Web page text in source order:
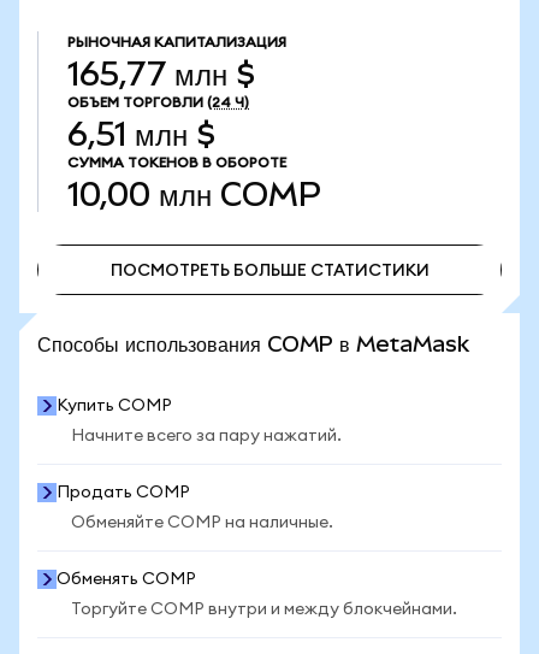
РЫНОЧНАЯ КАПИТАЛИЗАЦИЯ
165,77 млн $
ОБЪЕМ ТОРГОВЛИ (24 Ч)
6,51 млн $
СУММА ТОКЕНОВ В ОБОРОТЕ
10,00 млн COMP
ПОСМОТРЕТЬ БОЛЬШЕ СТАТИСТИКИ
Способы использования COMP в MetaMask
Купить COMP
Начните всего за пару нажатий.
Продать COMP
Обменяйте COMP на наличные.
Обменять COMP
Торгуйте COMP внутри и между блокчейнами.